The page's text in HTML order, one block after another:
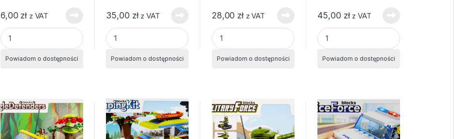
6,00 zł z VAT
Gra rodzinna BIERKI quantity
Powiadom o dostępności
35,00 zł z VAT
KLOCKI BARBIE SALON DLA ZWIERZĄT quantity
Powiadom o dostępności
28,00 zł z VAT
KLOCKI BARBIE SALON DLA ZWIERZĄT quantity
Powiadom o dostępności
45,00 zł z VAT
KLOCKI KONSTRUKCYJNE ALLEBLOX
Powiadom o dostępności